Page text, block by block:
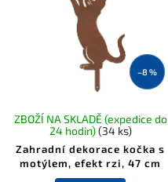
–8 %
Zahradní dekorace kočka s
motýlem, efekt rzi, 47 cm
ZBOŽÍ NA SKLADĚ (expedice do
24 hodin)(34 ks)